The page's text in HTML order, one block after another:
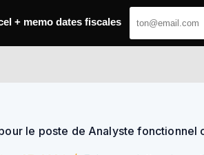
le poste de Analyste fonctionnel
+ memo dates fiscales